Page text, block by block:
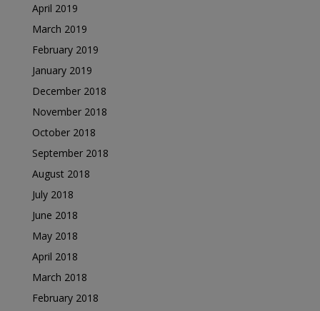
April 2019
March 2019
February 2019
January 2019
December 2018
November 2018
October 2018
September 2018
August 2018
July 2018
June 2018
May 2018
April 2018
March 2018
February 2018